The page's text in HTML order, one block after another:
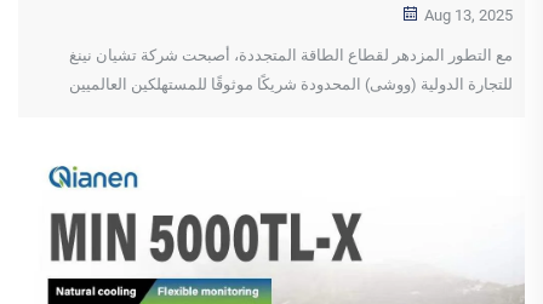
Aug 13, 2025
مع التطور المزدهر لقطاع الطاقة المتجددة، أصبحت شركة تشيان نينغ
للتجارة الدولية (ووشى) المحدودة شريكًا موثوقًا للمستهلكين العالميين